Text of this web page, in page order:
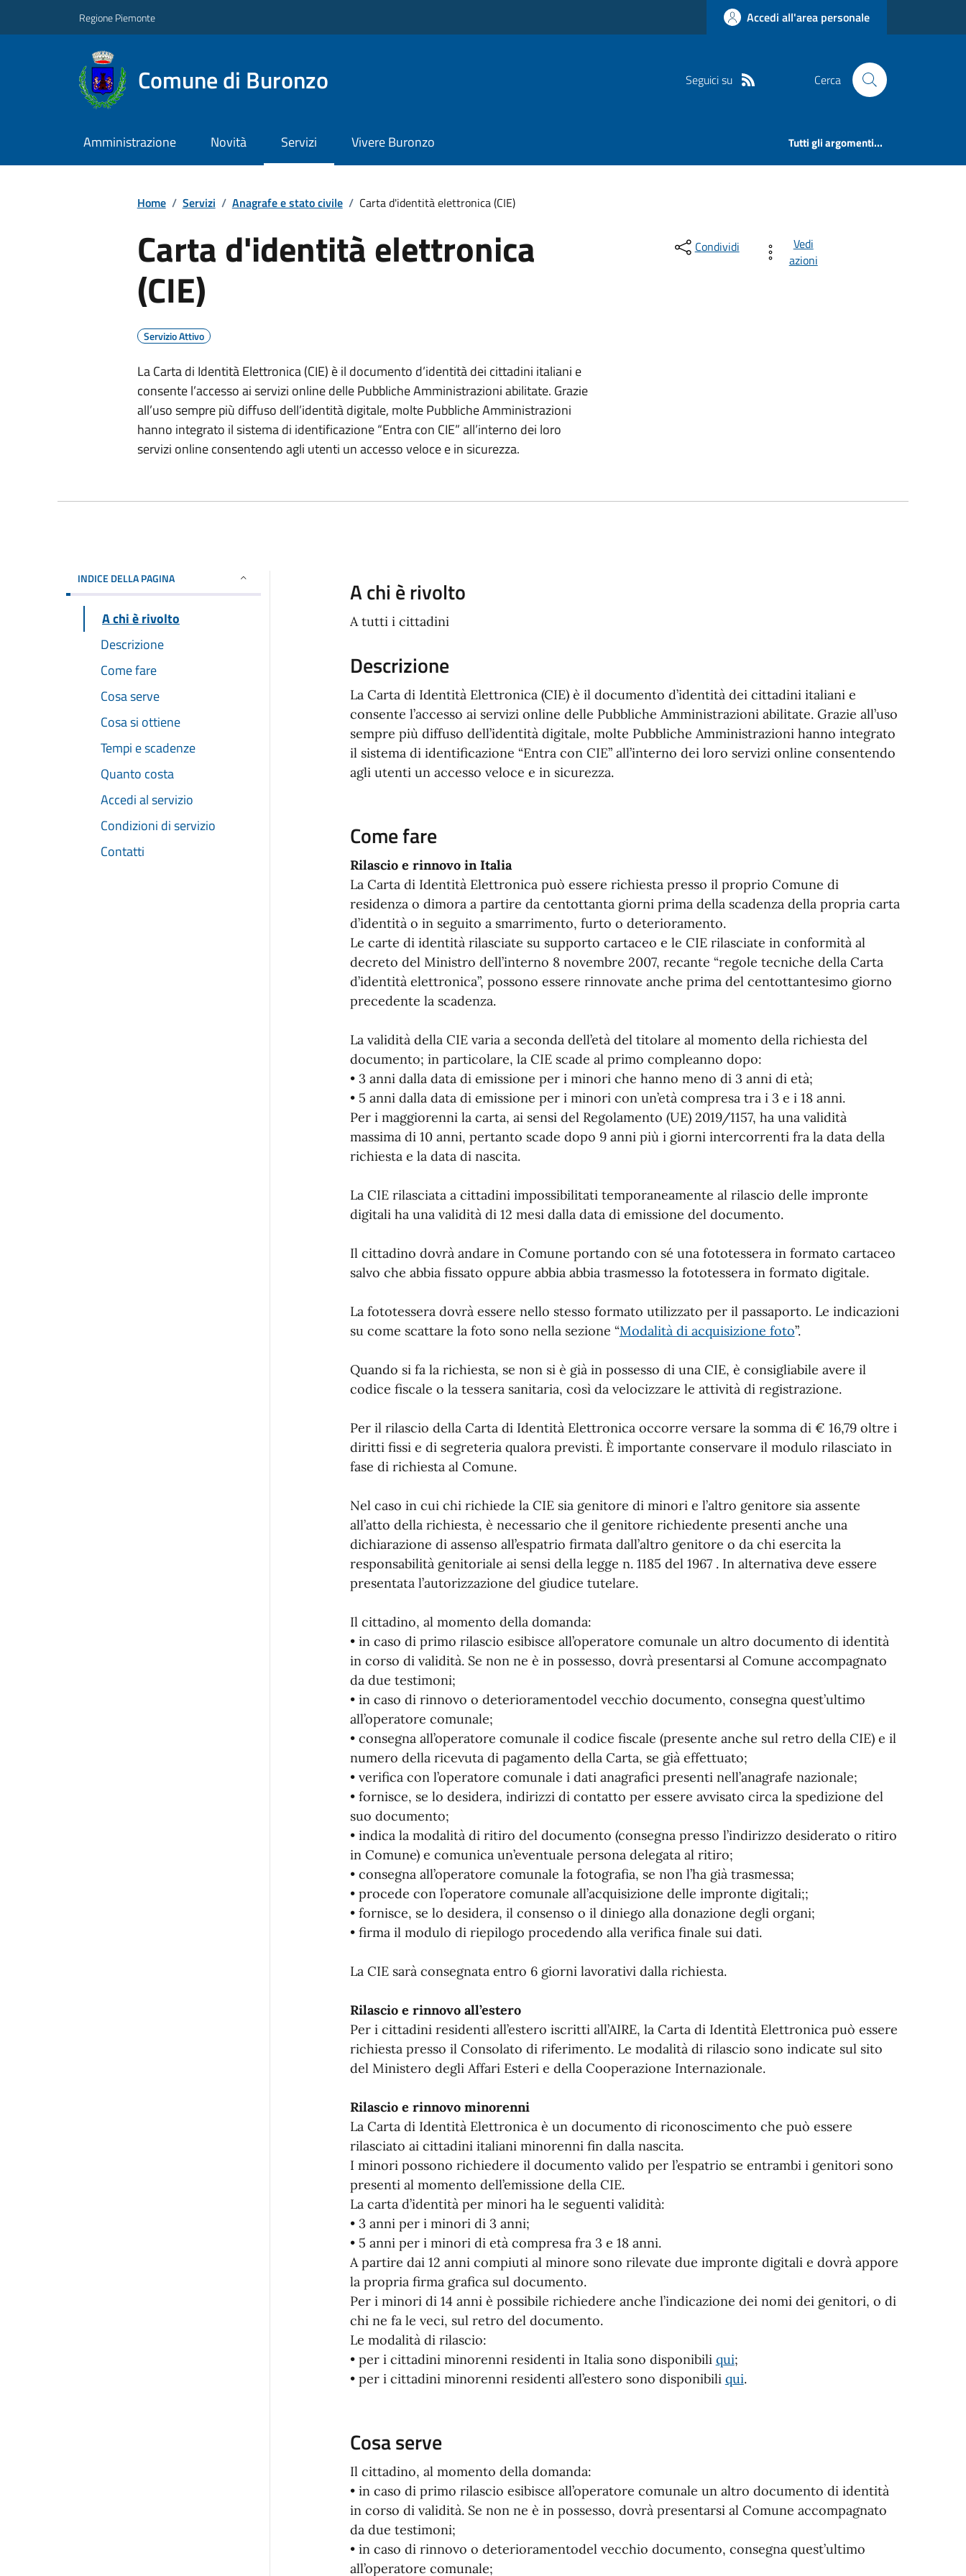
Regione Piemonte Accedi all'area personale
Comune di Buronzo Seguici su Cerca
Amministrazione Novità Servizi Vivere Buronzo Tutti gli argomenti...
Home / Servizi / Anagrafe e stato civile / Carta d'identità elettronica (CIE)
Carta d'identità elettronica
(CIE)
Servizio Attivo
La Carta di Identità Elettronica (CIE) è il documento d’identità dei cittadini italiani e
consente l’accesso ai servizi online delle Pubbliche Amministrazioni abilitate. Grazie
all’uso sempre più diffuso dell’identità digitale, molte Pubbliche Amministrazioni
hanno integrato il sistema di identificazione “Entra con CIE” all’interno dei loro
servizi online consentendo agli utenti un accesso veloce e in sicurezza.
Condividi
Vedi
azioni
INDICE DELLA PAGINA
A chi è rivolto
Descrizione
Come fare
Cosa serve
Cosa si ottiene
Tempi e scadenze
Quanto costa
Accedi al servizio
Condizioni di servizio
Contatti
A chi è rivolto
A tutti i cittadini
Descrizione
La Carta di Identità Elettronica (CIE) è il documento d’identità dei cittadini italiani e
consente l’accesso ai servizi online delle Pubbliche Amministrazioni abilitate. Grazie all’uso
sempre più diffuso dell’identità digitale, molte Pubbliche Amministrazioni hanno integrato
il sistema di identificazione “Entra con CIE” all’interno dei loro servizi online consentendo
agli utenti un accesso veloce e in sicurezza.
Come fare
Rilascio e rinnovo in Italia
La Carta di Identità Elettronica può essere richiesta presso il proprio Comune di
residenza o dimora a partire da centottanta giorni prima della scadenza della propria carta
d’identità o in seguito a smarrimento, furto o deterioramento.
Le carte di identità rilasciate su supporto cartaceo e le CIE rilasciate in conformità al
decreto del Ministro dell’interno 8 novembre 2007, recante “regole tecniche della Carta
d’identità elettronica”, possono essere rinnovate anche prima del centottantesimo giorno
precedente la scadenza.
La validità della CIE varia a seconda dell’età del titolare al momento della richiesta del
documento; in particolare, la CIE scade al primo compleanno dopo:
• 3 anni dalla data di emissione per i minori che hanno meno di 3 anni di età;
• 5 anni dalla data di emissione per i minori con un’età compresa tra i 3 e i 18 anni.
Per i maggiorenni la carta, ai sensi del Regolamento (UE) 2019/1157, ha una validità
massima di 10 anni, pertanto scade dopo 9 anni più i giorni intercorrenti fra la data della
richiesta e la data di nascita.
La CIE rilasciata a cittadini impossibilitati temporaneamente al rilascio delle impronte
digitali ha una validità di 12 mesi dalla data di emissione del documento.
Il cittadino dovrà andare in Comune portando con sé una fototessera in formato cartaceo
salvo che abbia fissato oppure abbia abbia trasmesso la fototessera in formato digitale.
La fototessera dovrà essere nello stesso formato utilizzato per il passaporto. Le indicazioni
su come scattare la foto sono nella sezione “Modalità di acquisizione foto”.
Quando si fa la richiesta, se non si è già in possesso di una CIE, è consigliabile avere il
codice fiscale o la tessera sanitaria, così da velocizzare le attività di registrazione.
Per il rilascio della Carta di Identità Elettronica occorre versare la somma di € 16,79 oltre i
diritti fissi e di segreteria qualora previsti. È importante conservare il modulo rilasciato in
fase di richiesta al Comune.
Nel caso in cui chi richiede la CIE sia genitore di minori e l’altro genitore sia assente
all’atto della richiesta, è necessario che il genitore richiedente presenti anche una
dichiarazione di assenso all’espatrio firmata dall’altro genitore o da chi esercita la
responsabilità genitoriale ai sensi della legge n. 1185 del 1967 . In alternativa deve essere
presentata l’autorizzazione del giudice tutelare.
Il cittadino, al momento della domanda:
• in caso di primo rilascio esibisce all’operatore comunale un altro documento di identità
in corso di validità. Se non ne è in possesso, dovrà presentarsi al Comune accompagnato
da due testimoni;
• in caso di rinnovo o deterioramentodel vecchio documento, consegna quest’ultimo
all’operatore comunale;
• consegna all’operatore comunale il codice fiscale (presente anche sul retro della CIE) e il
numero della ricevuta di pagamento della Carta, se già effettuato;
• verifica con l’operatore comunale i dati anagrafici presenti nell’anagrafe nazionale;
• fornisce, se lo desidera, indirizzi di contatto per essere avvisato circa la spedizione del
suo documento;
• indica la modalità di ritiro del documento (consegna presso l’indirizzo desiderato o ritiro
in Comune) e comunica un’eventuale persona delegata al ritiro;
• consegna all’operatore comunale la fotografia, se non l’ha già trasmessa;
• procede con l’operatore comunale all’acquisizione delle impronte digitali;;
• fornisce, se lo desidera, il consenso o il diniego alla donazione degli organi;
• firma il modulo di riepilogo procedendo alla verifica finale sui dati.
La CIE sarà consegnata entro 6 giorni lavorativi dalla richiesta.
Rilascio e rinnovo all’estero
Per i cittadini residenti all’estero iscritti all’AIRE, la Carta di Identità Elettronica può essere
richiesta presso il Consolato di riferimento. Le modalità di rilascio sono indicate sul sito
del Ministero degli Affari Esteri e della Cooperazione Internazionale.
Rilascio e rinnovo minorenni
La Carta di Identità Elettronica è un documento di riconoscimento che può essere
rilasciato ai cittadini italiani minorenni fin dalla nascita.
I minori possono richiedere il documento valido per l’espatrio se entrambi i genitori sono
presenti al momento dell’emissione della CIE.
La carta d’identità per minori ha le seguenti validità:
• 3 anni per i minori di 3 anni;
• 5 anni per i minori di età compresa fra 3 e 18 anni.
A partire dai 12 anni compiuti al minore sono rilevate due impronte digitali e dovrà appore
la propria firma grafica sul documento.
Per i minori di 14 anni è possibile richiedere anche l’indicazione dei nomi dei genitori, o di
chi ne fa le veci, sul retro del documento.
Le modalità di rilascio:
• per i cittadini minorenni residenti in Italia sono disponibili qui;
• per i cittadini minorenni residenti all’estero sono disponibili qui.
Cosa serve
Il cittadino, al momento della domanda:
• in caso di primo rilascio esibisce all’operatore comunale un altro documento di identità
in corso di validità. Se non ne è in possesso, dovrà presentarsi al Comune accompagnato
da due testimoni;
• in caso di rinnovo o deterioramentodel vecchio documento, consegna quest’ultimo
all’operatore comunale;